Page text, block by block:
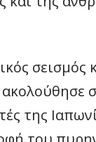
σεισμός
της